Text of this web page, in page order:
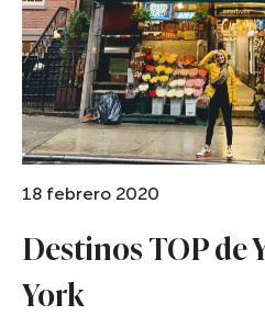
18 febrero 2020
Destinos TOP de
York